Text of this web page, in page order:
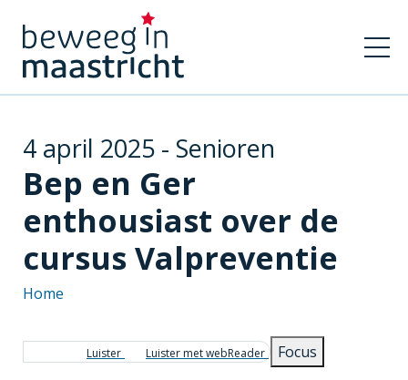
4 april 2025 - Senioren
Bep en Ger
enthousiast over de
cursus Valpreventie
Kruimelpad
Home
Luister Luister met webReader Focus